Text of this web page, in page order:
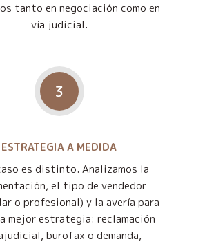
tanto en negociación como en
vía judicial.
3
ESTRATEGIA A MEDIDA
es distinto. Analizamos la
el tipo de vendedor
o profesional) y la avería para
mejor estrategia: reclamación
burofax o demanda,